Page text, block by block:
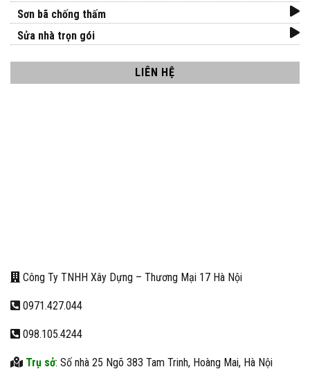
Sơn bã chống thấm
Sửa nhà trọn gói
LIÊN HỆ
Công Ty TNHH Xây Dựng – Thương Mại 17 Hà Nội
0971.427.044
098.105.4244
Trụ sở: Số nhà 25 Ngõ 383 Tam Trinh, Hoàng Mai, Hà Nội